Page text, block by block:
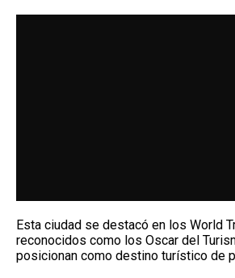
Esta ciudad se destacó en los World
reconocidos como los Oscar del
posicionan como destino turístico de